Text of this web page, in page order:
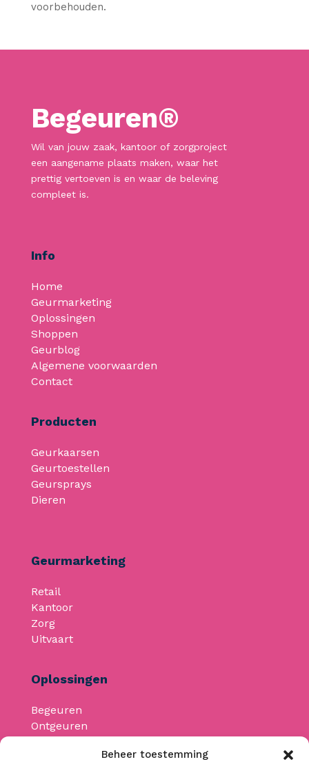
Beheer toestemming
voorbehouden.
Begeuren®
Wil van jouw zaak, kantoor of zorgproject
een aangename plaats maken, waar het
prettig vertoeven is en waar de beleving
compleet is.
Info
Home
Geurmarketing
Oplossingen
Shoppen
Geurblog
Algemene voorwaarden
Contact
Producten
Geurkaarsen
Geurtoestellen
Geursprays
Dieren
Geurmarketing
Retail
Kantoor
Zorg
Uitvaart
Oplossingen
Begeuren
Ontgeuren